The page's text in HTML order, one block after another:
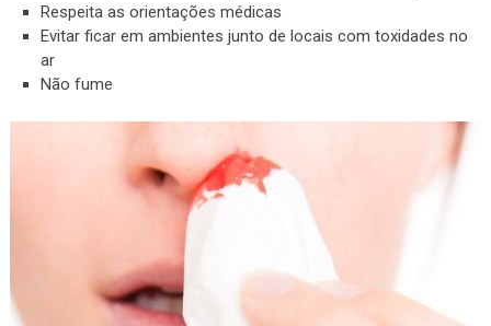
Respeita as orientações médicas
Evitar ficar em ambientes junto de locais com toxidades no
ar
Não fume